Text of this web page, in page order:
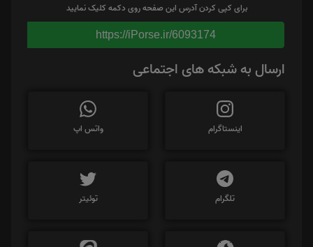
برای کپی کردن آدرس این صفحه روی دکمه کلیک نمایید
https://iPorse.ir/6093174
ارسال به شبکه های اجتماعی
اینستاگرام واتس اپ
تلگرام توئیتر